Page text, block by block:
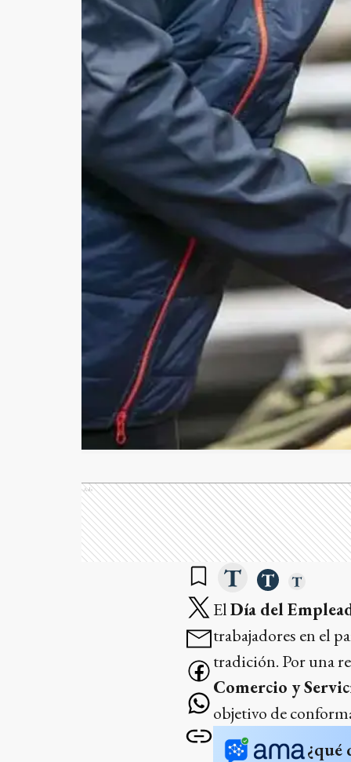
Ads
ElDía del
trabajadores en el
tradición. Por una
Comercio y
objetivo de
¿qué